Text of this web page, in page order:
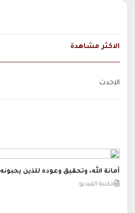
الاكثر مشاهدة
الاحدث
أمانة الله، وتحقيق وعوده للذين يحبونه
مكتبة الفيديو